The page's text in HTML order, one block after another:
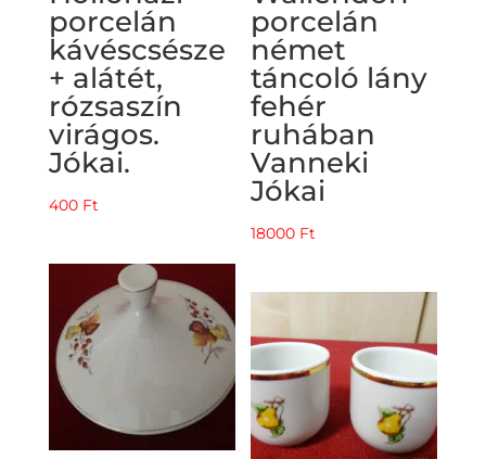
porcelán
kávéscsésze
+ alátét,
rózsaszín
virágos.
Jókai.
400 Ft
porcelán
német
táncoló lány
fehér
ruhában
Vanneki
Jókai
18000 Ft